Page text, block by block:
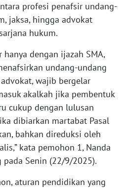
profesi penafsir undang-
jaksa, hingga advokat
hukum.
dengan ijazah SMA,
undang-undang
wajib bergelar
akalkah jika pembentuk
cukup dengan lulusan
dibiarkan martabat Pasal
bahkan direduksi oleh
kata pemohon 1, Nanda
pada Senin (22/9/2025).
aturan pendidikan yang